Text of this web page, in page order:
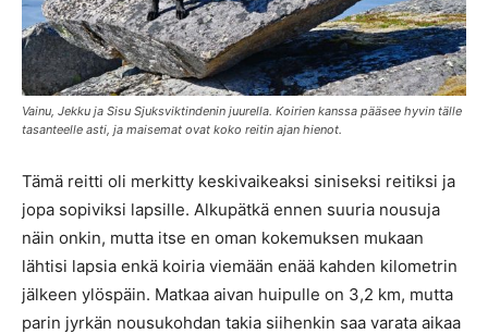
Vainu, Jekku ja Sisu Sjuksviktindenin juurella. Koirien kanssa pääsee hyvin tälle
tasanteelle asti, ja maisemat ovat koko reitin ajan hienot.
Tämä reitti oli merkitty keskivaikeaksi siniseksi reitiksi ja
jopa sopiviksi lapsille. Alkupätkä ennen suuria nousuja
näin onkin, mutta itse en oman kokemuksen mukaan
lähtisi lapsia enkä koiria viemään enää kahden kilometrin
jälkeen ylöspäin. Matkaa aivan huipulle on 3,2 km, mutta
parin jyrkän nousukohdan takia siihenkin saa varata aikaa